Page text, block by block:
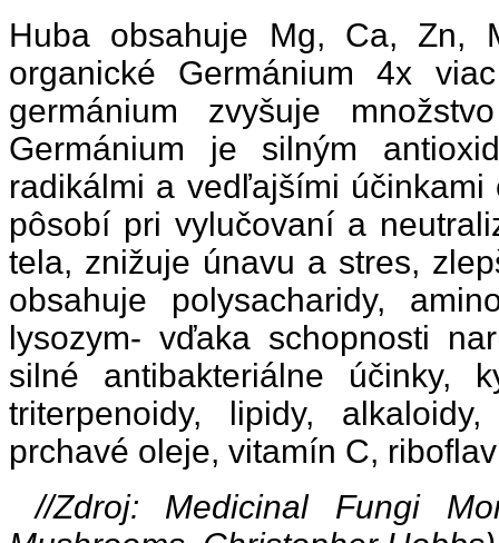
Huba obsahuje Mg, Ca,
organické Germánium 4x
germánium zvyšuje
Germánium je silným
radikálmi a vedľajšími
pôsobí pri vylučovaní a
tela, znižuje únavu a stres,
obsahuje polysacharidy,
lysozym- vďaka schopnosti
silné antibakteriálne účinky,
triterpenoidy, lipidy,
prchavé oleje, vitamín C,
//Zdroj: Medicinal Fungi